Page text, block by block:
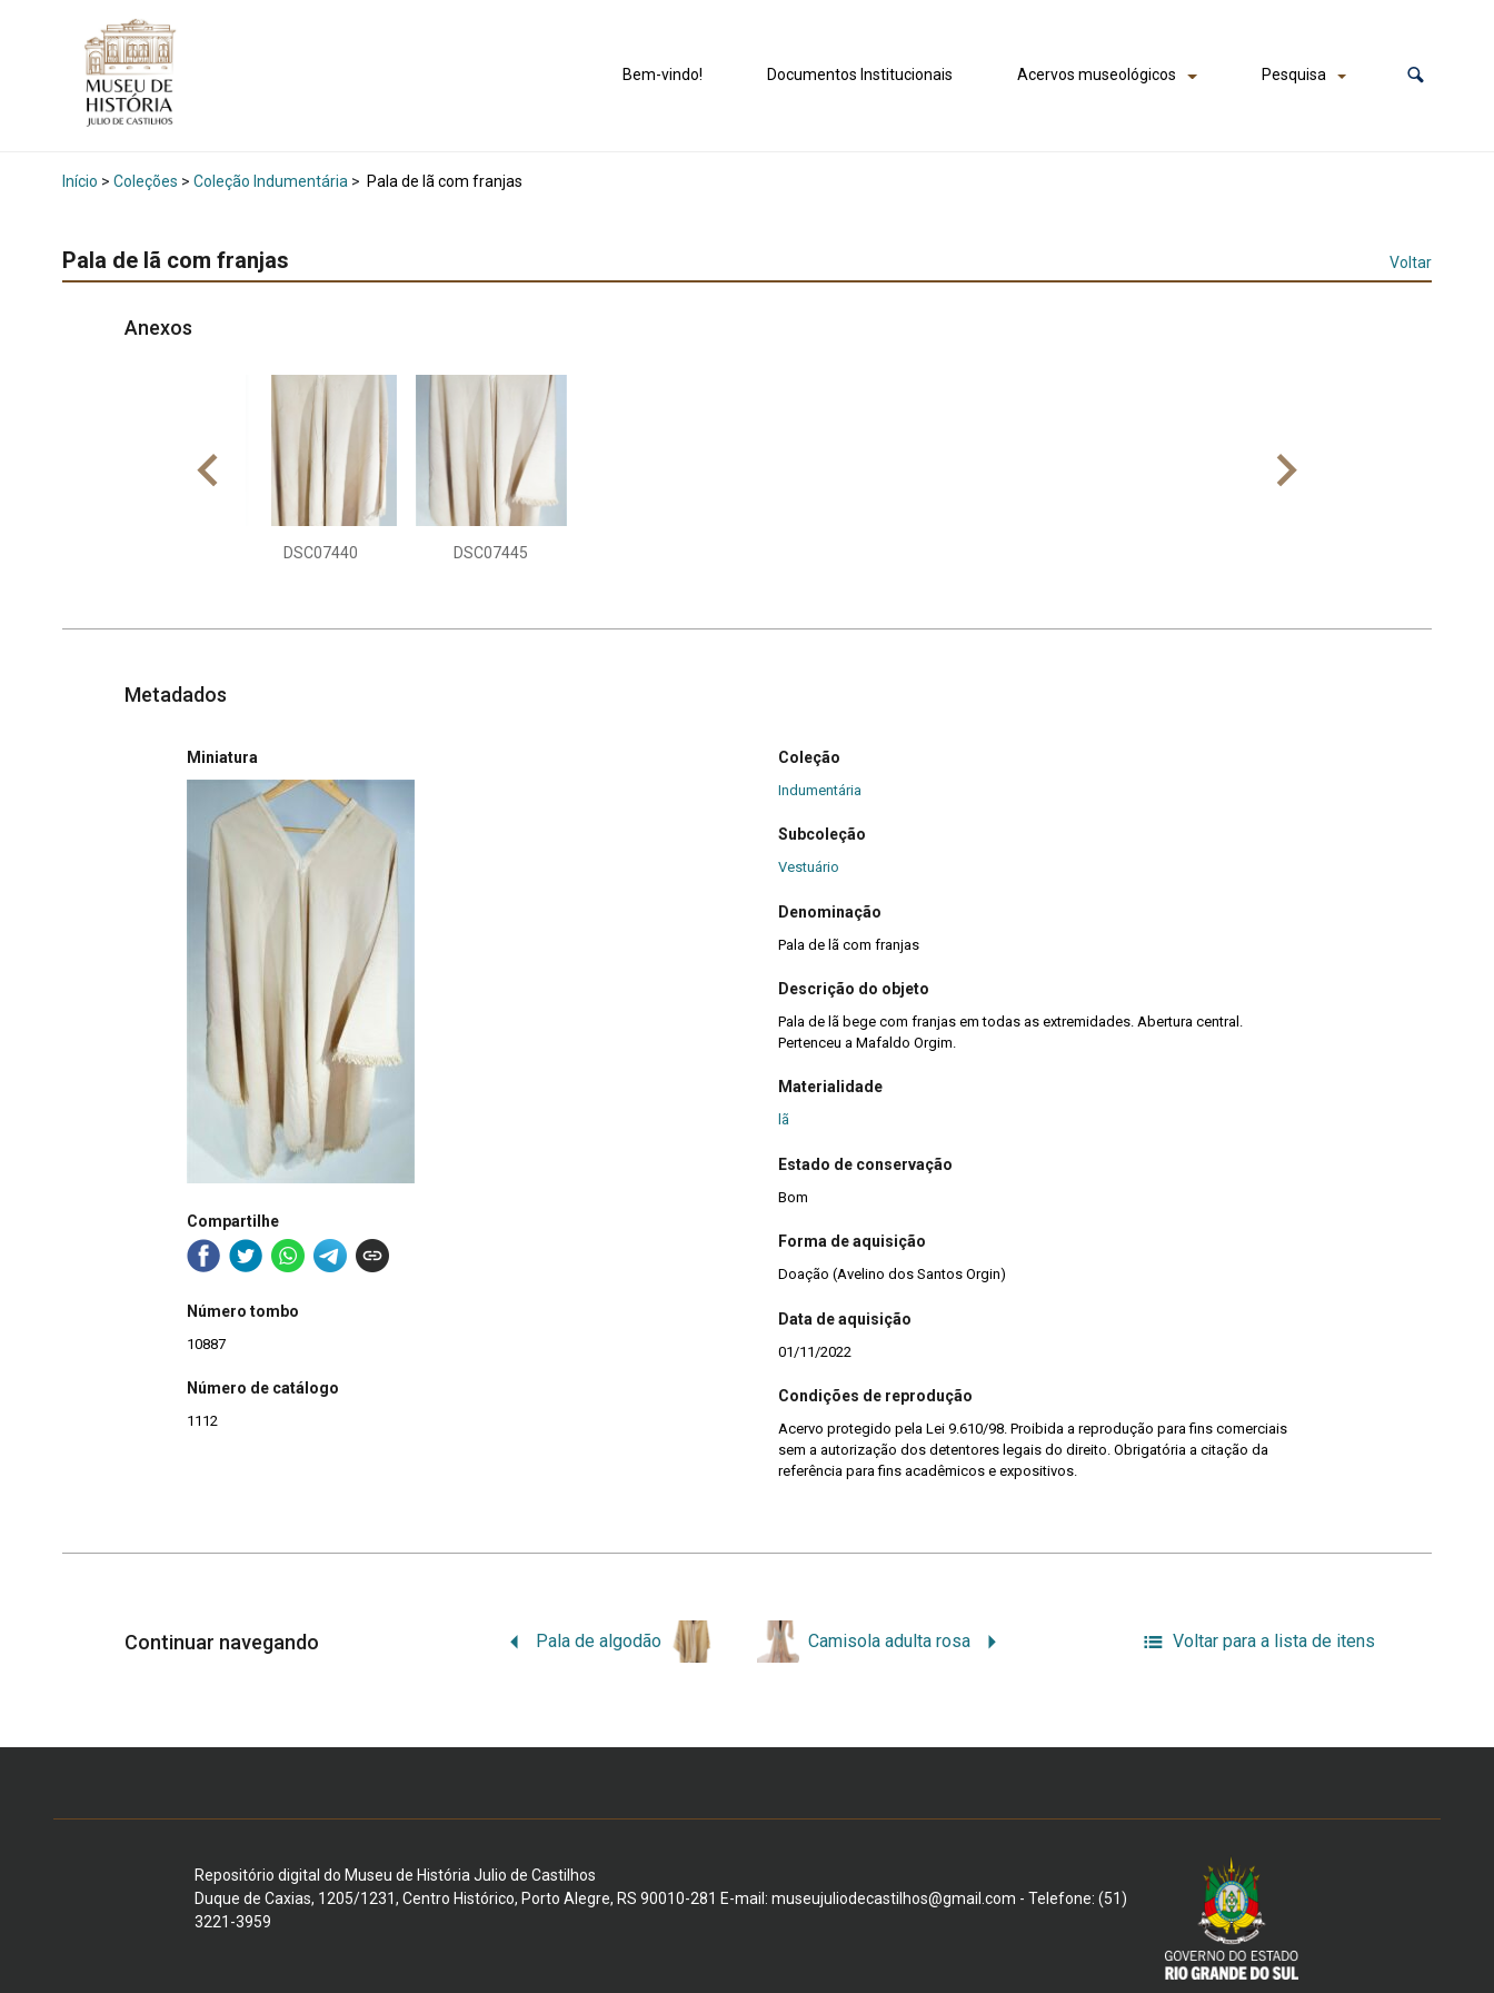
Bem-vindo! Documentos Institucionais Acervos museológicos Pesquisa
Início > Coleções > Coleção Indumentária > Pala de lã com franjas
Pala de lã com franjas Voltar
Anexos
DSC07440 DSC07445
Metadados
Miniatura
Compartilhe
Número tombo
10887
Número de catálogo
1112
Coleção
Indumentária
Subcoleção
Vestuário
Denominação
Pala de lã com franjas
Descrição do objeto
Pala de lã bege com franjas em todas as extremidades. Abertura central.
Pertenceu a Mafaldo Orgim.
Materialidade
lã
Estado de conservação
Bom
Forma de aquisição
Doação (Avelino dos Santos Orgin)
Data de aquisição
01/11/2022
Condições de reprodução
Acervo protegido pela Lei 9.610/98. Proibida a reprodução para fins comerciais
sem a autorização dos detentores legais do direito. Obrigatória a citação da
referência para fins acadêmicos e expositivos.
Continuar navegando Pala de algodão Camisola adulta rosa Voltar para a lista de itens
Repositório digital do Museu de História Julio de Castilhos
Duque de Caxias, 1205/1231, Centro Histórico, Porto Alegre, RS 90010-281 E-mail: museujuliodecastilhos@gmail.com - Telefone: (51)
3221-3959